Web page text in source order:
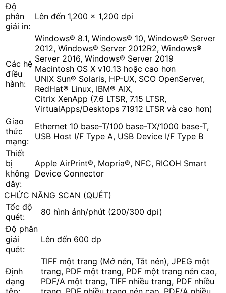
Độ
phân
giải in:
Lên đến 1,200 x 1,200 dpi
Các hệ
điều
hành:
Windows® 8.1, Windows® 10, Windows® Server
2012, Windows® Server 2012R2, Windows®
Server 2016, Windows® Server 2019
Macintosh OS X v10.13 hoặc cao hơn
UNIX Sun® Solaris, HP-UX, SCO OpenServer,
RedHat® Linux, IBM® AIX,
Citrix XenApp (7.6 LTSR, 7.15 LTSR,
VirtualApps/Desktops 71912 LTSR và cao hơn)
Giao
thức
mạng:
Ethernet 10 base-T/100 base-TX/1000 base-T,
USB Host I/F Type A, USB Device I/F Type B
Thiết
bị
không
dây:
Apple AirPrint®, Mopria®, NFC, RICOH Smart
Device Connector
CHỨC NĂNG SCAN (QUÉT)
Tốc độ
quét:
80 hình ảnh/phút (200/300 dpi)
Độ phân
giải
quét:
Lên đến 600 dp
Định
dạng
TIFF một trang (Mở nén, Tắt nén), JPEG một
trang, PDF một trang, PDF một trang nén cao,
PDF/A một trang, TIFF nhiều trang, PDF nhiều